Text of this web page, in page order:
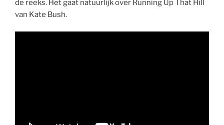
de reeks. Het gaat natuurlijk over Running Up That Hill
van Kate Bush.